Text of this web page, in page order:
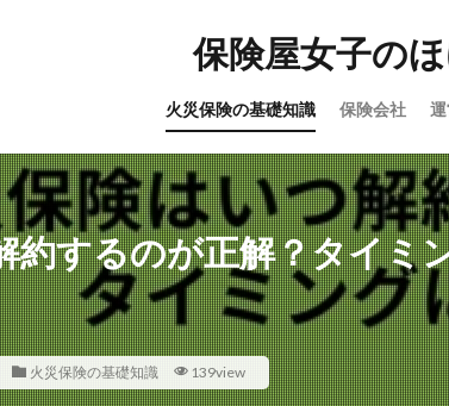
保険屋女子の
火災保険の基礎知識 保険会社
約するのが正解？タイミ
火災保険の基礎知識 139view